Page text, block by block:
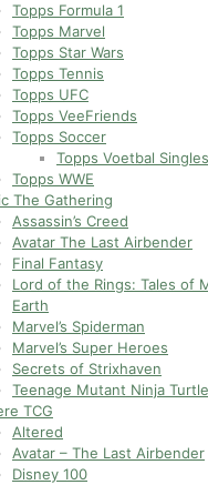
Topps Formula 1
Topps Marvel
Topps Star Wars
Topps Tennis
Topps UFC
Topps VeeFriends
Topps Soccer
Topps Voetbal Singles
Topps WWE
The Gathering
Assassin’s Creed
Avatar The Last Airbender
Final Fantasy
Lord of the Rings: Tales of
Earth
Marvel’s Spiderman
Marvel’s Super Heroes
Secrets of Strixhaven
Teenage Mutant Ninja
TCG
Altered
Avatar – The Last Airbender
Disney 100